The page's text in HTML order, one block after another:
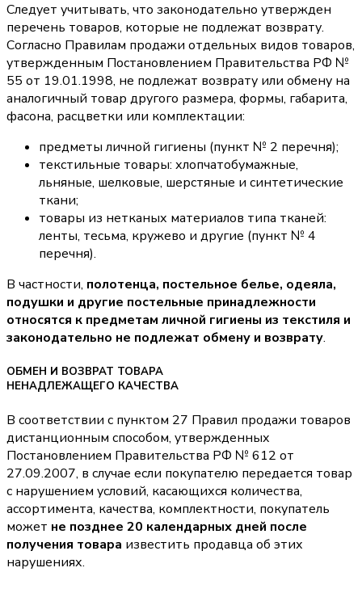
Следует учитывать, что законодательно утвержден
перечень товаров, которые не подлежат возврату.
Согласно Правилам продажи отдельных видов товаров,
утвержденным Постановлением Правительства РФ №
55 от 19.01.1998, не подлежат возврату или обмену на
аналогичный товар другого размера, формы, габарита,
фасона, расцветки или комплектации:
предметы личной гигиены (пункт № 2 перечня);
текстильные товары: хлопчатобумажные,
льняные, шелковые, шерстяные и синтетические
ткани;
товары из нетканых материалов типа тканей:
ленты, тесьма, кружево и другие (пункт № 4
перечня).
В частности, полотенца, постельное белье, одеяла,
подушки и другие постельные принадлежности
относятся к предметам личной гигиены из текстиля и
законодательно не подлежат обмену и возврату.
ОБМЕН И ВОЗВРАТ ТОВАРА
НЕНАДЛЕЖАЩЕГО КАЧЕСТВА
В соответствии с пунктом 27 Правил продажи товаров
дистанционным способом, утвержденных
Постановлением Правительства РФ № 612 от
27.09.2007, в случае если покупателю передается товар
с нарушением условий, касающихся количества,
ассортимента, качества, комплектности, покупатель
может не позднее 20 календарных дней после
получения товара известить продавца об этих
нарушениях.